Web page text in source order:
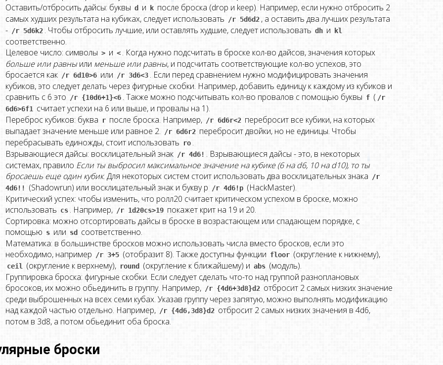
Оставить/отбросить дайсы: буквы d и k после броска (drop и keep). Например, если нужно отбросить 2
самых худших результата на кубиках, следует использовать /r 5d6d2 , а оставить два лучших результата
- /r 5d6k2 . Чтобы отбросить лучшие, или оставлять худшие, следует использовать dh и kl
соответственно.
Целевое число: символы > и < . Когда нужно подсчитать в броске кол-во дайсов, значения которых
больше или равныили меньше или равны, и подсчитать соответствующие кол-во успехов, это
бросается как /r 6d10>6 или /r 3d6<3 . Если перед сравнением нужно модифицировать значения
кубиков, это следует делать через фигурные скобки. Например, добавить единицу к каждому из кубиков и
сравнить с 6 это /r {10d6+1}<6 . Также можно подсчитывать кол-во провалов с помощью буквы f ( /r
6d6>6f1 считает успехи на 6 или выше, и провалы на 1).
Переброс кубиков: буква
r после броска. Например, /r 6d6r<2 перебросит все кубики, на которых
выпадает значение меньше или равное 2. /r 6d6r2 перебросит двойки, но не единицы. Чтобы
перебрасывать единожды, стоит использовать
ro .
Взрывающиеся дайсы: восклицательный знак /r 4d6! . Взрывающиеся дайсы - это, в некоторых
системах, правило Если ты выбросил максимальное значение на кубике (6 на d6, 10 на d10), то ты
бросаешь еще один кубик. Для некоторых систем стоит использовать два восклицательных знака /r
4d6!!
(Shadowrun) или восклицательный знак и букву p /r 4d6!p (HackMaster).
Критический успех: чтобы изменить, что ролл20 считает критическом успехом в броске, можно
использовать cs . Например, /r 1d20cs>19 покажет крит на 19 и 20.
Сортировка: можно отсортировать дайсы в броске в возрастающем или спадающем порядке, с
помощью s или sd
соответственно.
Математика: в большинстве бросков можно использовать числа вместо бросков, если это
необходимо, например /r 3+5 (отобразит 8). Также доступны функции floor (округление к нижнему),
ceil (округление к верхнему), round (округление к ближайшему) и abs (модуль).
Группировка броска: фигурные скобки. Если следует сделать что-то над группой разноплановых
бросоков, их можно обьединить в группу. Например, /r {4d6+3d8}d2 отбросит 2 самых низких значение
среди выброшенных на всех семи кубах. Указав группу через запятую, можно выполнять модификацию
над каждой частью отдельно. Например, /r {4d6,3d8}d2 отбросит 2 самых низких значения в 4d6,
потом в 3d8, а потом обьединит оба броска.
броски